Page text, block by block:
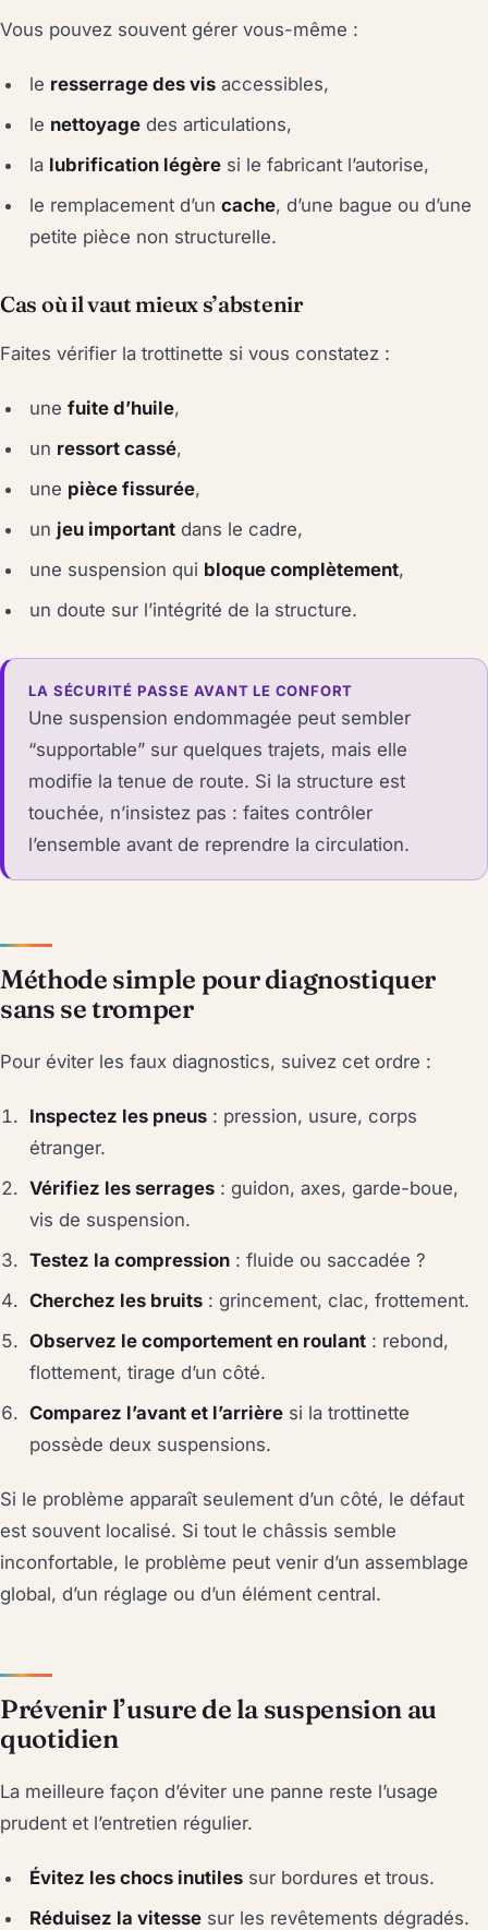
Vous pouvez souvent gérer vous-même :
le resserrage des vis accessibles,
le nettoyage des articulations,
la lubrification légère si le fabricant l’autorise,
le remplacement d’uncache, d’une bague ou d’une
petite pièce non structurelle.
Cas où il vaut mieux s’abstenir
Faites vérifier la trottinette si vous constatez :
unefuite d’huile,
un ressort cassé,
une pièce fissurée,
un jeu important dans le cadre,
une suspension qui bloque complètement,
un doute sur l’intégrité de la structure.
LA SÉCURITÉ PASSE AVANT LE CONFORT
Une suspension endommagée peut sembler
“supportable” sur quelques trajets, mais elle
modifie la tenue de route. Si la structure est
touchée, n’insistez pas : faites contrôler
l’ensemble avant de reprendre la circulation.
Méthode simple pour diagnostiquer
sans se tromper
Pour éviter les faux diagnostics, suivez cet ordre :
Inspectez les pneus : pression, usure, corps
étranger.
Vérifiez les serrages : guidon, axes, garde-boue,
vis de suspension.
Testez la compression : fluide ou saccadée ?
Cherchez les bruits : grincement, clac, frottement.
Observez le comportement en roulant : rebond,
flottement, tirage d’un côté.
Comparez l’avant et l’arrière si la trottinette
possède deux suspensions.
Si le problème apparaît seulement d’un côté, le défaut
est souvent localisé. Si tout le châssis semble
inconfortable, le problème peut venir d’un assemblage
global, d’un réglage ou d’un élément central.
Prévenir l’usure de la suspension au
quotidien
La meilleure façon d’éviter une panne reste l’usage
prudent et l’entretien régulier.
Évitez les chocs inutiles sur bordures et trous.
Réduisez la vitesse sur les revêtements dégradés.